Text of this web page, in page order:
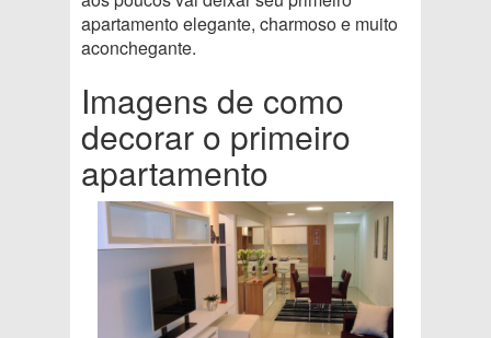
apartamento elegante, charmoso e muito
aconchegante.
Imagens de como
decorar o primeiro
apartamento